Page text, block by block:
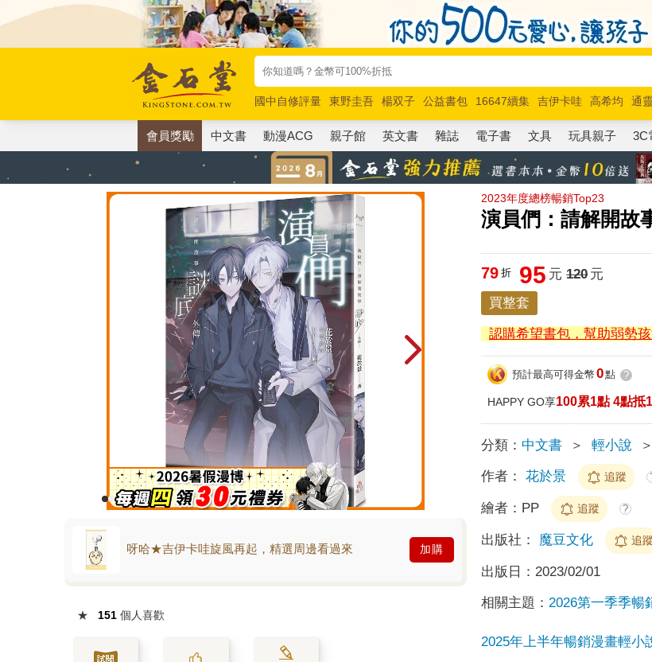
國中自修評量 東野圭吾 楊双子 公益書包 16647續集 吉伊卡哇 高希均
通
唯紅花綻放
奧德賽 路邊攤新作 馬斯克 玩具總動員5 超慢跑
會員獎勵 中文書 動漫ACG 親子館 英文書 雜誌 電子書 文具 玩具親子 3C
2023年度總榜暢銷Top23
演員們：請解開故
呀哈★吉伊卡哇旋風再起，精選周邊看過來 加購
★ 151 個人喜歡
79 折 95 元 120元
買整套
認購希望書包，幫助弱勢
預計最高可得金幣 0點 ?
HAPPY GO享100累1點 4點抵
分類： 中文書 ＞ 輕小說 ＞
作者： 花於景 追蹤
繪者： PP 追蹤 ?
出版社： 魔豆文化 追蹤
出版日： 2023/02/01
相關主題： 2026第一季季暢
2025年上半年暢銷漫畫輕小